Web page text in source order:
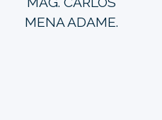
MENA ADAME.